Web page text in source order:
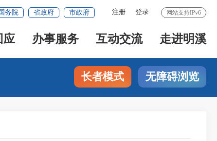
网站支持IPv6
注册 登录
务院 省政府 市政府
应 办事服务 互动交流 走进明溪
长者模式 无障碍浏览